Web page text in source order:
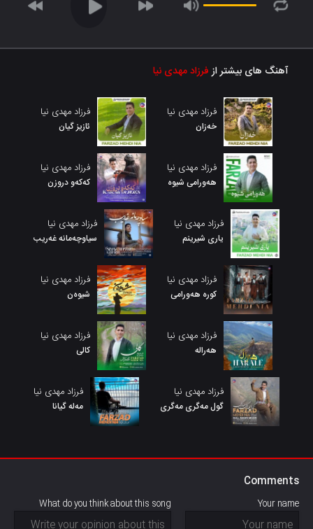
آهنگ های بیشتر ازفرزاد مهدی نیا
فرزاد مهدی نیا
خەزان
فرزاد مهدی نیا
ئازیز گیان
فرزاد مهدی نیا
هەورامی شیوە
فرزاد مهدی نیا
کەکەو دروزن
فرزاد مهدی نیا
یاری شیرینم
فرزاد مهدی نیا
سیاوچەمانە غەریب
فرزاد مهدی نیا
کوره هەورامی
فرزاد مهدی نیا
شیوەن
فرزاد مهدی نیا
هەرالە
فرزاد مهدی نیا
کالی
فرزاد مهدی نیا
گول مەگری مەگری
فرزاد مهدی نیا
مەلە گیانا
Comments
Your name
What do you think about this song